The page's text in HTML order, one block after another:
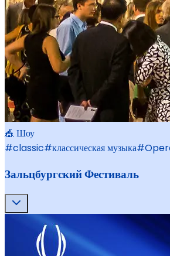
🎪 Шоу
#classic#классическая музыка#
Зальцбургский Фестиваль